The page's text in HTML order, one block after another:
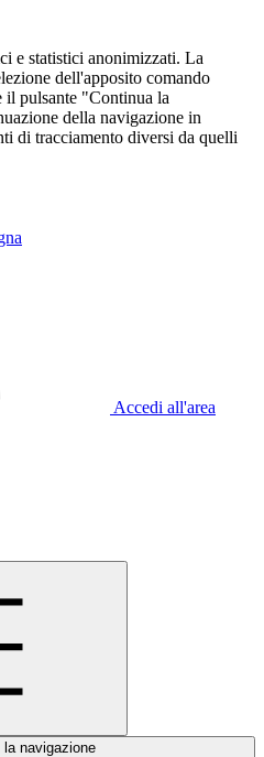
e statistici anonimizzati. La
dell'apposito comando
pulsante "Continua la
della navigazione in
di tracciamento diversi da quelli
Accedi all'area
la navigazione